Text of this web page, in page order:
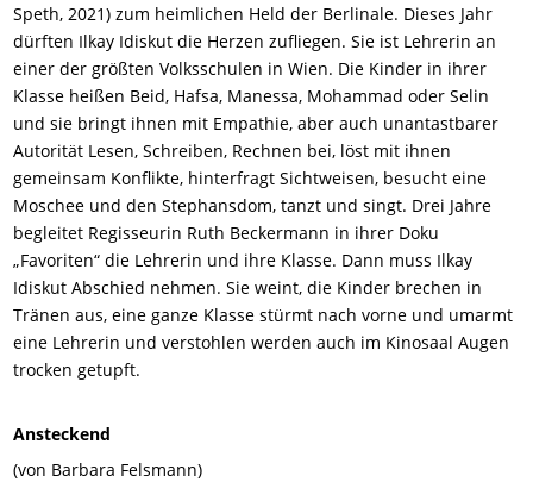
Speth, 2021) zum heimlichen Held der Berlinale. Dieses Jahr
dürften Ilkay Idiskut die Herzen zufliegen. Sie ist Lehrerin an
einer der größten Volksschulen in Wien. Die Kinder in ihrer
Klasse heißen Beid, Hafsa, Manessa, Mohammad oder Selin
und sie bringt ihnen mit Empathie, aber auch unantastbarer
Autorität Lesen, Schreiben, Rechnen bei, löst mit ihnen
gemeinsam Konflikte, hinterfragt Sichtweisen, besucht eine
Moschee und den Stephansdom, tanzt und singt. Drei Jahre
begleitet Regisseurin Ruth Beckermann in ihrer Doku
„Favoriten“ die Lehrerin und ihre Klasse. Dann muss Ilkay
Idiskut Abschied nehmen. Sie weint, die Kinder brechen in
Tränen aus, eine ganze Klasse stürmt nach vorne und umarmt
eine Lehrerin und verstohlen werden auch im Kinosaal Augen
trocken getupft.
Ansteckend
(von Barbara Felsmann)